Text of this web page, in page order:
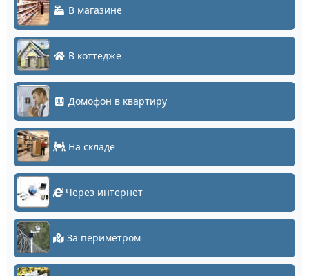
В магазине
В коттедже
Домофон в квартиру
На складе
Через интернет
За периметром